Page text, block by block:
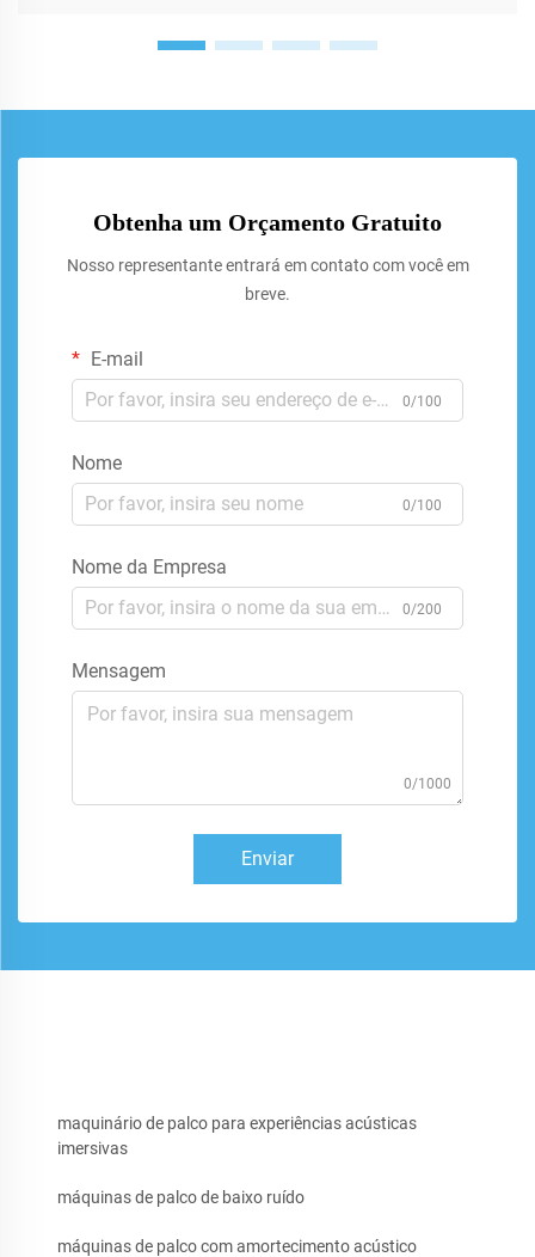
Obtenha um Orçamento Gratuito
Nosso representante entrará em contato com você em
breve.
E-mail
0/100
Nome
0/100
Nome da Empresa
0/200
Mensagem
0/1000
Enviar
maquinário de palco para experiências acústicas
imersivas
máquinas de palco de baixo ruído
máquinas de palco com amortecimento acústico